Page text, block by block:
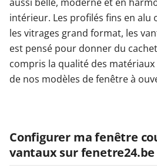
intérieur. Les profilés fins en alu
les vitrages grand format, les
est pensé pour donner du
compris la qualité des
de nos modèles de fenêtre à
Configurer ma fenêtre
vantaux sur fenetre24.be